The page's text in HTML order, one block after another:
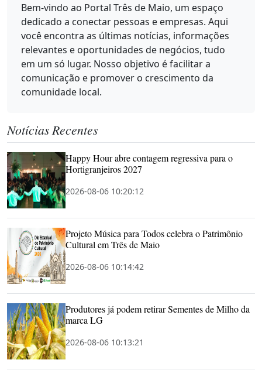
Bem-vindo ao Portal Três de Maio, um espaço
dedicado a conectar pessoas e empresas. Aqui
você encontra as últimas notícias, informações
relevantes e oportunidades de negócios, tudo
em um só lugar. Nosso objetivo é facilitar a
comunicação e promover o crescimento da
comunidade local.
Notícias Recentes
Happy Hour abre contagem regressiva para o
Hortigranjeiros 2027
2026-08-06 10:20:12
Projeto Música para Todos celebra o Patrimônio
Cultural em Três de Maio
2026-08-06 10:14:42
Produtores já podem retirar Sementes de Milho da
marca LG
2026-08-06 10:13:21